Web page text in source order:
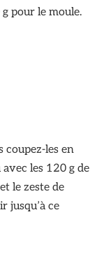
pour le moule.
les en
avec les 120 g de
le zeste de
jusqu’à ce